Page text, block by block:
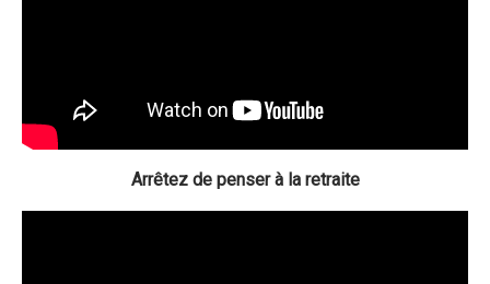
Arrêtez de penser à la retraite